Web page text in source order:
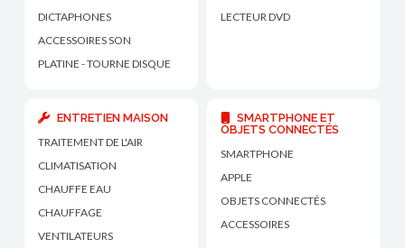
DICTAPHONES
ACCESSOIRES SON
PLATINE - TOURNE DISQUE
LECTEUR DVD
ENTRETIEN MAISON
TRAITEMENT DE L'AIR
CLIMATISATION
CHAUFFE EAU
CHAUFFAGE
VENTILATEURS
SMARTPHONE ET
OBJETS CONNECTÉS
SMARTPHONE
APPLE
OBJETS CONNECTÉS
ACCESSOIRES